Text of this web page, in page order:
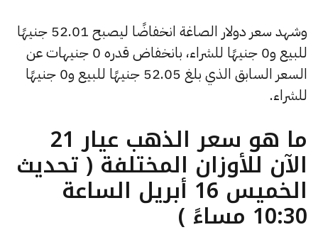
وشهد سعر دولار الصاغة انخفاضًا ليصبح 52.01 جنيهًا
للبيع و0 جنيهًا للشراء، بانخفاض قدره 0 جنيهات عن
السعر السابق الذي بلغ 52.05 جنيهًا للبيع و0 جنيهًا
للشراء.
ما هو سعر الذهب عيار 21
الآن للأوزان المختلفة ( تحديث
الخميس 16 أبريل الساعة
10:30 مساءً )